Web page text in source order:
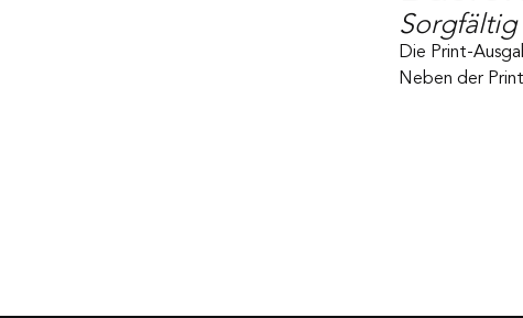
Die Print-
Neben der